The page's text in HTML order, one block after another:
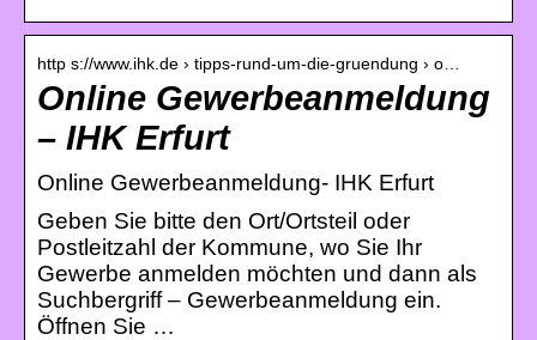
http s://www.ihk.de › tipps-rund-um-die-gruendung › o…
Online Gewerbeanmeldung
– IHK Erfurt
Online Gewerbeanmeldung- IHK Erfurt
Geben Sie bitte den Ort/Ortsteil oder
Postleitzahl der Kommune, wo Sie Ihr
Gewerbe anmelden möchten und dann als
Suchbergriff – Gewerbeanmeldung ein.
Öffnen Sie …